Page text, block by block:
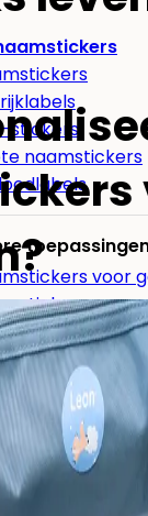
stickers
naamstickers
voor
voor